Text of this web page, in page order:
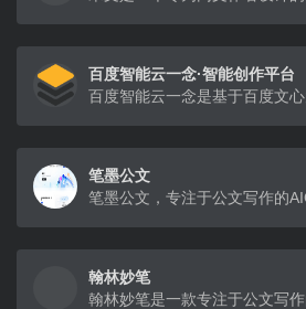
百度智能云一念·智能创作平台
笔墨公文
笔墨公文，专注于公文写作的
翰林妙笔